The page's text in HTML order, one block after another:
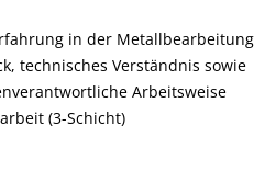
in der Metallbearbeitung
technisches Verständnis sowie
Arbeitsweise
(3-Schicht)